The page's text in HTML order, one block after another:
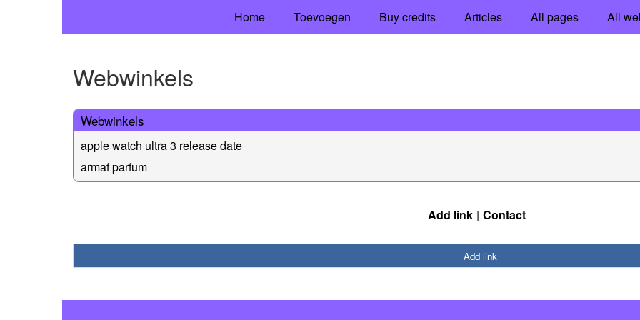
Home Toevoegen Buy credits Articles All pages All
Webwinkels
Webwinkels
apple watch ultra 3 release date
armaf parfum
Add link Contact
Add link